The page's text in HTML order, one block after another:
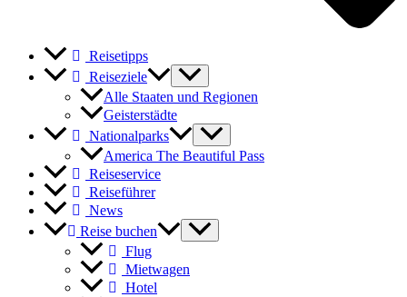
Reisetipps
Reiseziele
Alle Staaten und Regionen
Geisterstädte
Nationalparks
America The Beautiful Pass
Reiseservice
Reiseführer
News
Reise buchen
Flug
Mietwagen
Hotel